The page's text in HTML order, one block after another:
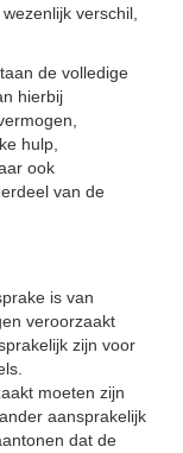
verschil,
de volledige
hierbij
hulp,
ook
van de
is van
veroorzaakt
zijn voor
moeten zijn
aansprakelijk
dat de